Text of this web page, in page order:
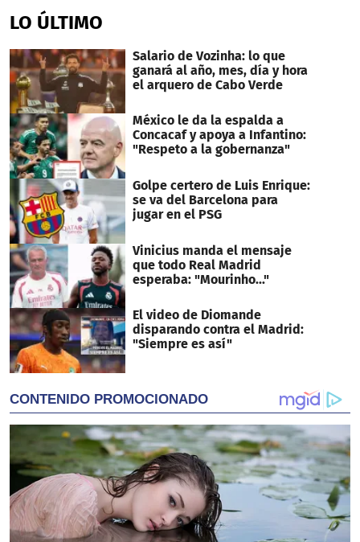
of
28
LO ÚLTIMO
Salario de Vozinha: lo que
ganará al año, mes, día y hora
el arquero de Cabo Verde
México le da la espalda a
Concacaf y apoya a Infantino:
"Respeto a la gobernanza"
Golpe certero de Luis Enrique:
se va del Barcelona para
jugar en el PSG
Vinicius manda el mensaje
que todo Real Madrid
esperaba: "Mourinho..."
El video de Diomande
disparando contra el Madrid:
"Siempre es así"